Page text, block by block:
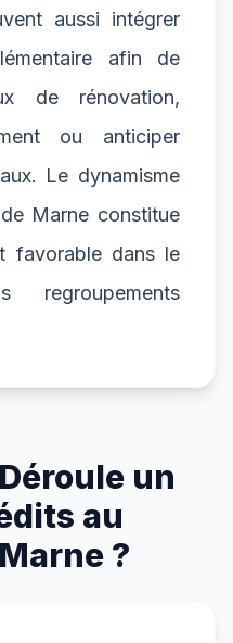
aussi intégrer
afin de
de rénovation,
ou anticiper
Le dynamisme
Marne constitue
favorable dans le
un
au
?